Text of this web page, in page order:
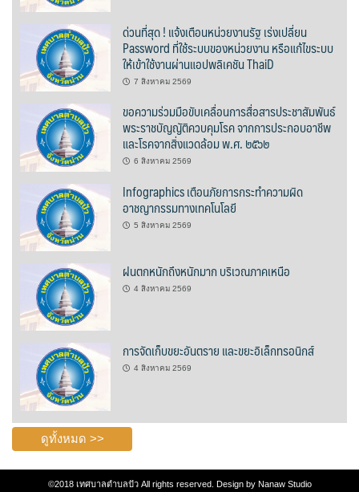
นาเหล่า เก๊าสลี โฮมสเตย์
นาไผ่ปัววิว
บวกบัววิวรีสอร์ท
บ้านกังหัน @ ปัวคอทเทจ
บ้านต้นคูณ
บ้านนาโฮมสเตย์
บ้านปัว ปลายนา
บ้านพักชมดอย
บ้านยลญภา
บ้านริมทุ่งรีสอร์ท
บ้านสวนศรีสุขโฮมสเตย์
บ้านฮิมนาปัว
บ้านไม้ปลายนา
ด่วนที่สุด ! แจ้งเตือนหน่วยงานรัฐ เร่งเปลี่ยน
Password ที่ใช้ระบบของหน่วยงาน หรือแก้ไขระบบ
ให้เข้าใช้งานผ่านแอปพลิเคชัน ThaiD
7 สิงหาคม 2569
ขอความร่วมมือขับเคลื่อนการสื่อสารประชาสัมพันธ์
พระราชบัญญัติควบคุมโรค จากการประกอบอาชีพ
และโรคจากสิ่งแวดล้อม พ.ศ. ๒๕๖๒
6 สิงหาคม 2569
Infographics เตือนภัยการกระทำความผิด
อาชญากรรมทางเทคโนโลยี
5 สิงหาคม 2569
ฝนตกหนักถึงหนักมาก บริเวณภาคเหนือ
4 สิงหาคม 2569
การจัดเก็บขยะอันตราย และขยะอิเล็กทรอนิกส์
4 สิงหาคม 2569
ดูทั้งหมด >>
©2018 เทศบาลตำบลปัวAll rights reserved. Design by Nanaw Studio